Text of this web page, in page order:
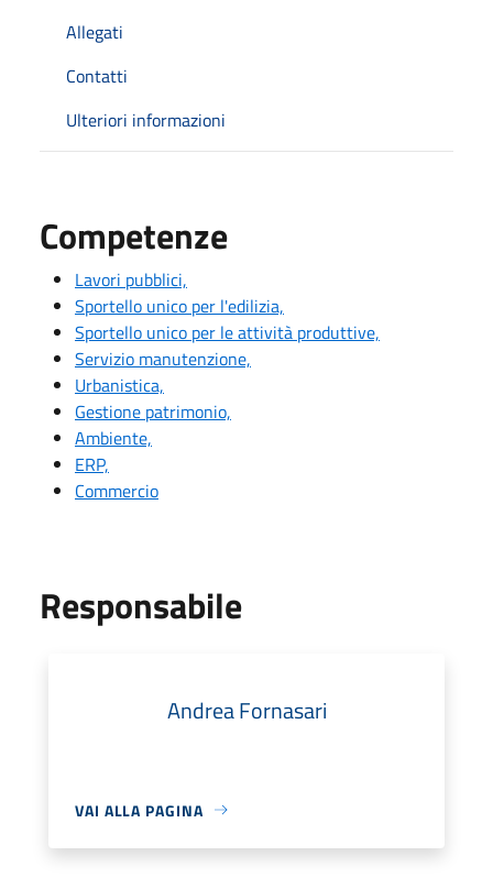
Allegati
Contatti
Ulteriori informazioni
Competenze
Lavori pubblici,
Sportello unico per l'edilizia,
Sportello unico per le attività produttive,
Servizio manutenzione,
Urbanistica,
Gestione patrimonio,
Ambiente,
ERP,
Commercio
Responsabile
Andrea Fornasari
VAI ALLA PAGINA